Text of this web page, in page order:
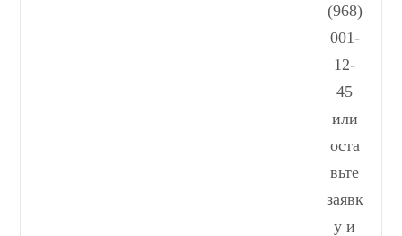
(968)
001-
12-
45
или
оста
вьте
заявк
у и